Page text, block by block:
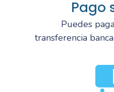
Pago
Puedes
transferencia